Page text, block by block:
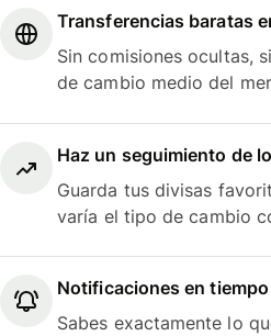
Transferencias baratas
Sin comisiones ocultas,
de cambio medio del
Haz un seguimiento de
Guarda tus divisas
varía el tipo de cambio
Notificaciones en tiempo
Sabes exactamente lo